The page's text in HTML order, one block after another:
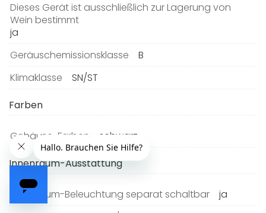
Dieses Gerät ist ausschließlich zur Lagerung von
Wein bestimmt
ja
Geräuschemissionsklasse
B
Klimaklasse
SN/ST
Farben
Gehäuse-Farben
schwarz
Innenraum-Ausstattung
Innenraum-Beleuchtung separat schaltbar
ja